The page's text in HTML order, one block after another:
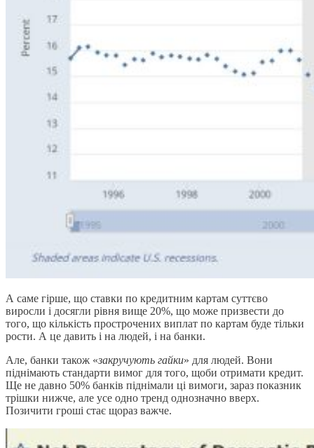
А саме гірше, що ставки по кредитним картам суттєво
виросли і досягли рівня вище 20%, що може призвести до
того, що кількість прострочених виплат по картам буде тільки
рости. А це давить і на людей, і на банки.
Але, банки також «закручують гайки» для людей. Вони
піднімають стандарти вимог для того, щоби отримати кредит.
Ще не давно 50% банків піднімали ці вимоги, зараз показник
трішки нижче, але усе одно тренд однозначно вверх.
Позичити гроші стає щораз важче.